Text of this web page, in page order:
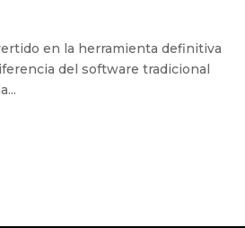
en la herramienta definitiva
del software tradicional